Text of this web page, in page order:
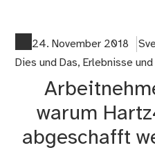
24. November 2018
Dies und Das, Erlebnisse
warum
abgeschafft